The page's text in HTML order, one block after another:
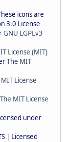
icons are
3.0 License
GNU LGPLv3
License (MIT)
The MIT
License
The MIT License
under
| Licensed